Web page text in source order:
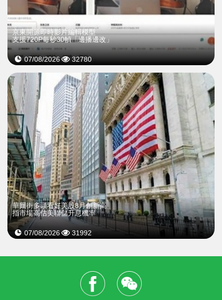
京東開源即時影片編輯模型
支援720P每秒30幀「邊播邊改」
07/08/2026 32780
華爾街多頭看好美股8月創新高
指市場高估美聯儲升息機率
07/08/2026 31992